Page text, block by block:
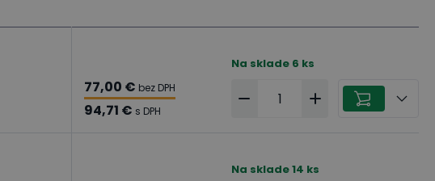
77,00 € bez DPH
94,71 € s DPH
Na sklade 6 ks
Na sklade14 ks